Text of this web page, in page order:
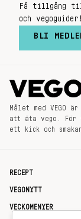
Få tillgång
och vegoguider!
BLI
Målet med
att äta vego.
ett kick och
RECEPT
VEGONYTT
VECKOMENYER